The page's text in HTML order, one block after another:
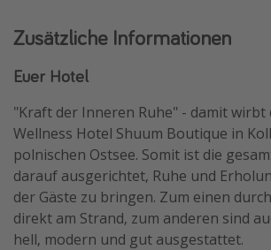
Zusätzliche Informationen
Euer Hotel
"Kraft der Inneren Ruhe" - damit wirbt
Wellness Hotel Shuum Boutique in
polnischen Ostsee. Somit ist die
darauf ausgerichtet, Ruhe und
der Gäste zu bringen. Zum einen
direkt am Strand, zum anderen sind
hell, modern und gut ausgestattet.